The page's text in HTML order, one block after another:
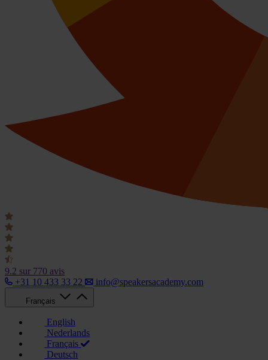
9.2 sur 770 avis
+31 10 433 33 22
info@speakersacademy.com
Français
English
Nederlands
Français
Deutsch